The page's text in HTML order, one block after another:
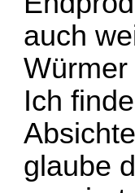
auch
Ich
glaube